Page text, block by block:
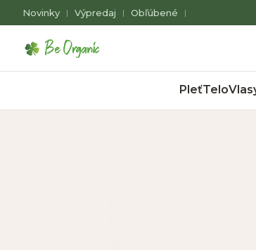
Novinky | Výpredaj | Obľúbené |
PleťTelo